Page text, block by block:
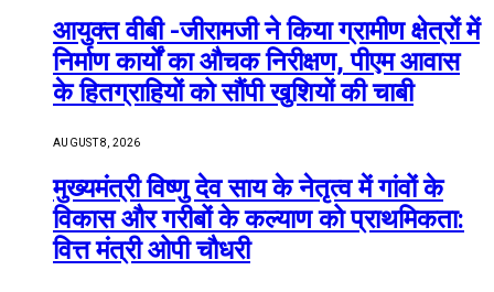
आयुक्त वीबी -जीरामजी ने किया ग्रामीण क्षेत्रों में
निर्माण कार्यों का औचक निरीक्षण, पीएम आवास
के हितग्राहियों को सौंपी खुशियों की चाबी
AUGUST 8, 2026
मुख्यमंत्री विष्णु देव साय के नेतृत्व में गांवों के
विकास और गरीबों के कल्याण को प्राथमिकता:
वित्त मंत्री ओपी चौधरी